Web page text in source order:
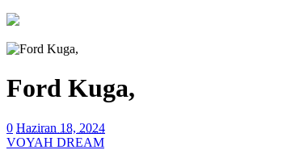
Ford Kuga,
0 Haziran 18, 2024
VOYAH DREAM